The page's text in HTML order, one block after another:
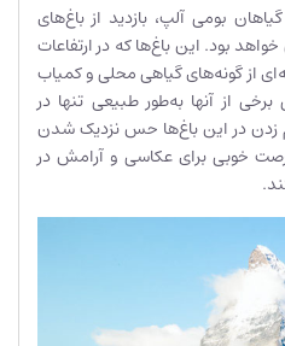
بومی آلپ، بازدید از باغ‌های
بود. این باغ‌ها که در ارتفاعات
از گونه‌های گیاهی محلی و کمیاب
از آنها به‌طور طبیعی تنها در
در این باغ‌ها حس نزدیک شدن
خوبی برای عکاسی و آرامش در